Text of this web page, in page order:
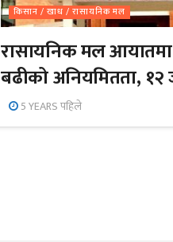
किसान / खाध / रासायनिक मल
रासायनिक मल
बढीको अनियमितता, १२
5 YEARS पहिले